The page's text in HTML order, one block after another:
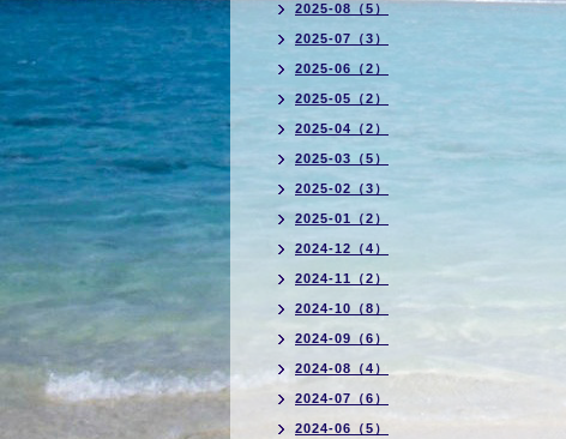
2025-08（5）
2025-07（3）
2025-06（2）
2025-05（2）
2025-04（2）
2025-03（5）
2025-02（3）
2025-01（2）
2024-12（4）
2024-11（2）
2024-10（8）
2024-09（6）
2024-08（4）
2024-07（6）
2024-06（5）